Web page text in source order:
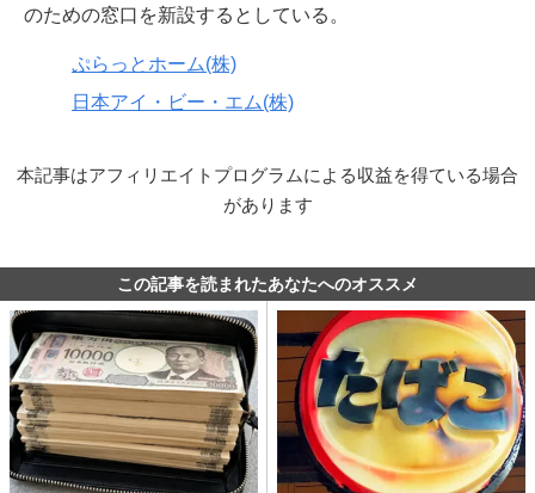
のための窓口を新設するとしている。
ぷらっとホーム(株)
日本アイ・ビー・エム(株)
本記事はアフィリエイトプログラムによる収益を得ている場合
があります
この記事を読まれたあなたへのオススメ